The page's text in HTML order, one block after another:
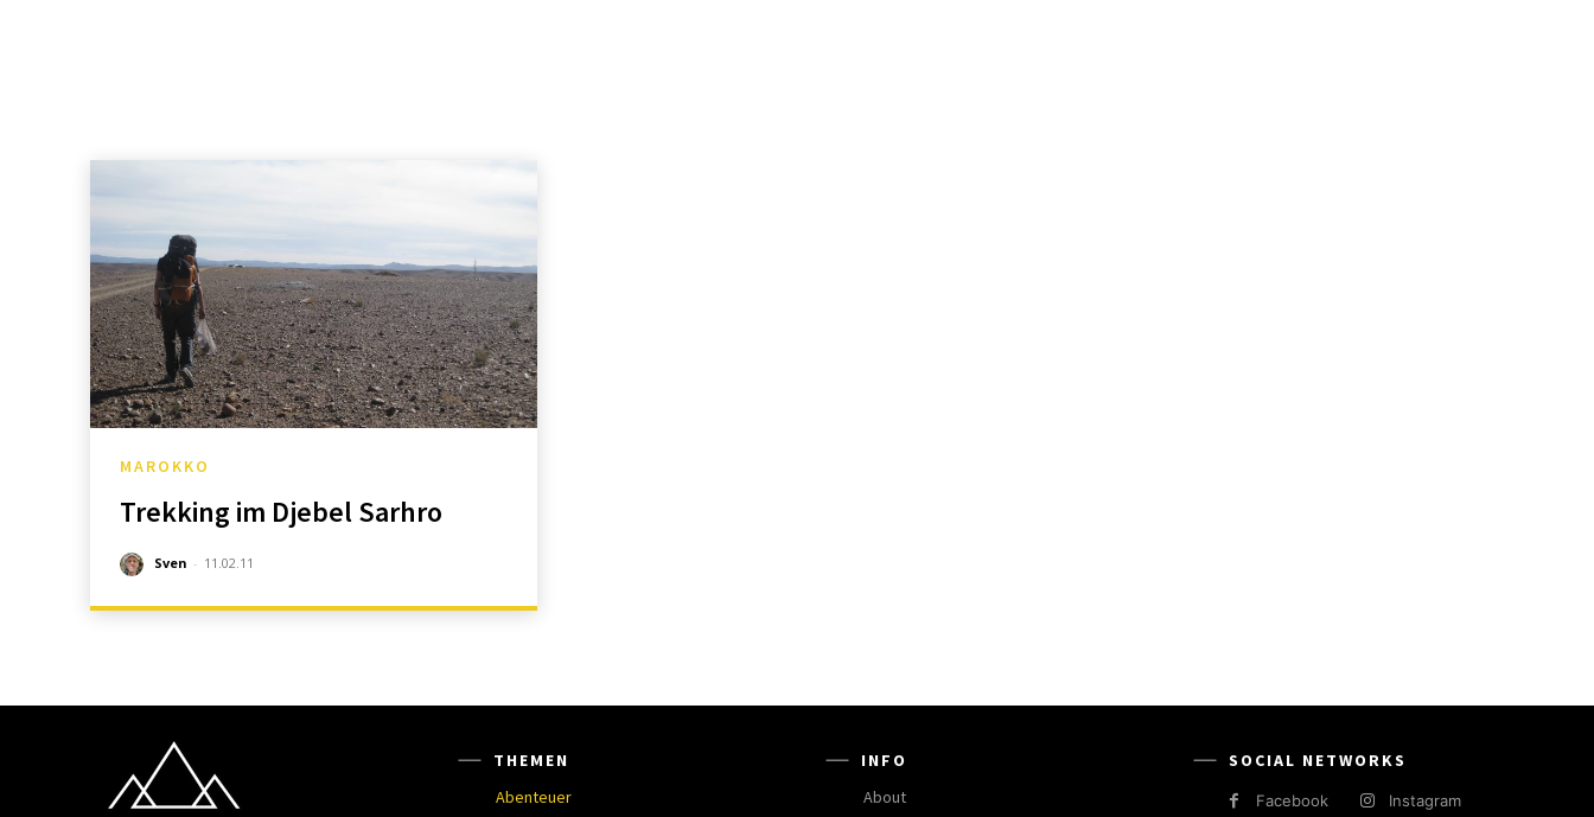
MAROKKO
Trekking im Djebel Sarhro
Sven - 11.02.11
THEMEN
Abenteuer
INFO
About
SOCIAL NETWORKS
Facebook Instagram